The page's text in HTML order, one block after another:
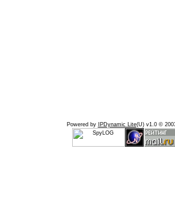
Powered by IPDynamic Lite(U) v1.0 ©